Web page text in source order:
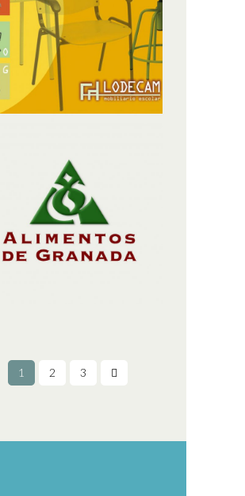
ILUSTRACIÓN,
MATERIAL GRÁFICO
DE GRANADA
IDENTIDAD CORPORATIVA
1 2 3